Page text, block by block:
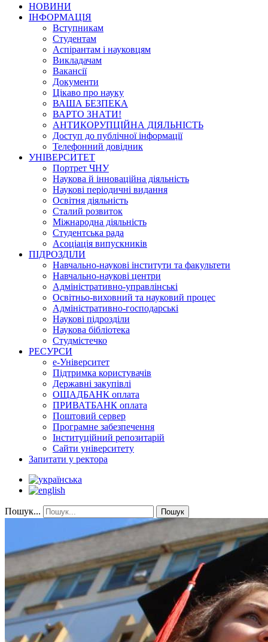
НОВИНИ
ІНФОРМАЦІЯ
Вступникам
Студентам
Аспірантам і науковцям
Викладачам
Вакансії
Документи
Цікаво про науку
ВАША БЕЗПЕКА
ВАРТО ЗНАТИ!
АНТИКОРУПЦІЙНА ДІЯЛЬНІСТЬ
Доступ до публічної інформації
Телефонний довідник
УНІВЕРСИТЕТ
Портрет ЧНУ
Наукова й інноваційна діяльність
Наукові періодичні видання
Освітня діяльність
Сталий розвиток
Міжнародна діяльність
Студентська рада
Асоціація випускників
ПІДРОЗДІЛИ
Навчально-наукові інститути та факультети
Навчально-наукові центри
Адміністративно-управлінські
Освітньо-виховний та науковий процес
Адміністративно-господарські
Наукові підрозділи
Наукова бібліотека
Студмістечко
РЕСУРСИ
е-Університет
Підтримка користувачів
Державні закупівлі
ОЩАДБАНК оплата
ПРИВАТБАНК оплата
Поштовий сервер
Програмне забезпечення
Інституційний репозитарій
Сайти університету
Запитати у ректора
Пошук... Пошук